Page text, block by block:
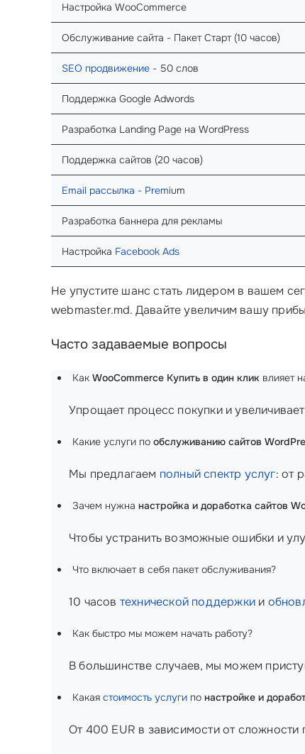
Настройка WooCommerce
Обслуживание сайта - Пакет Старт (10 часов)
SEO продвижение - 50 слов
Поддержка Google Adwords
Разработка Landing Page на WordPress
Поддержка сайтов (20 часов)
Email рассылка - Premium
Разработка баннера для рекламы
Настройка Facebook Ads
Не упустите шанс стать лидером в вашем
webmaster.md. Давайте увеличим вашу
Часто задаваемые вопросы
Как WooCommerce Купить в один клик влияет
Упрощает процесс покупки и
Какие услуги по обслуживанию сайтов
Мы предлагаем полный спектр услуг: от
Зачем нужна настройка и доработка сайтов
Чтобы устранить возможные ошибки и
Что включает в себя пакет обслуживания?
10 часов технической поддержки и
Как быстро мы можем начать работу?
В большинстве случаев, мы можем
Какая стоимость услуги по настройке и
От 400 EUR в зависимости от сложности